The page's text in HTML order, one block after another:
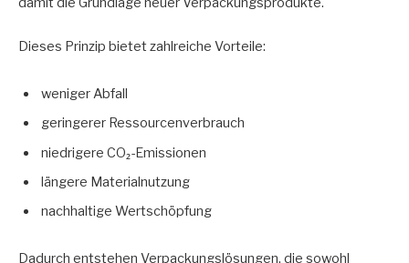
Dieses Prinzip bietet zahlreiche Vorteile:
weniger Abfall
geringerer Ressourcenverbrauch
niedrigere CO₂-Emissionen
längere Materialnutzung
nachhaltige Wertschöpfung
Dadurch entstehen Verpackungslösungen, die sowohl